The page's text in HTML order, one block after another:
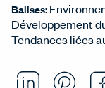
Balises:
Développement
Tendances liées